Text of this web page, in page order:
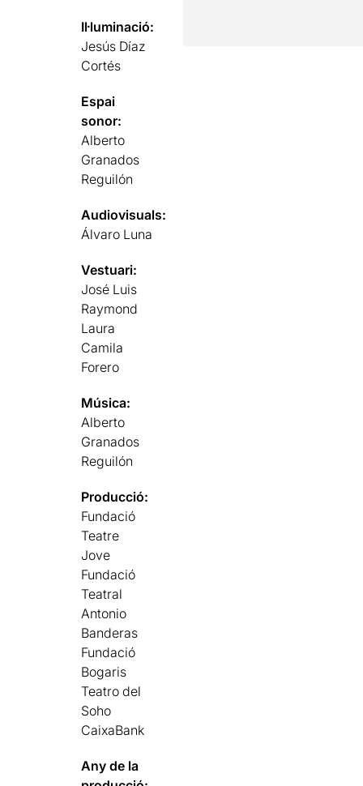
Il·luminació:
Jesús Díaz
Cortés
Espai
sonor:
Alberto
Granados
Reguilón
Audiovisuals:
Álvaro Luna
Vestuari:
José Luis
Raymond
Laura
Camila
Forero
Música:
Alberto
Granados
Reguilón
Producció:
Fundació
Teatre
Jove
Fundació
Teatral
Antonio
Banderas
Fundació
Bogaris
Teatro del
Soho
CaixaBank
Any de la